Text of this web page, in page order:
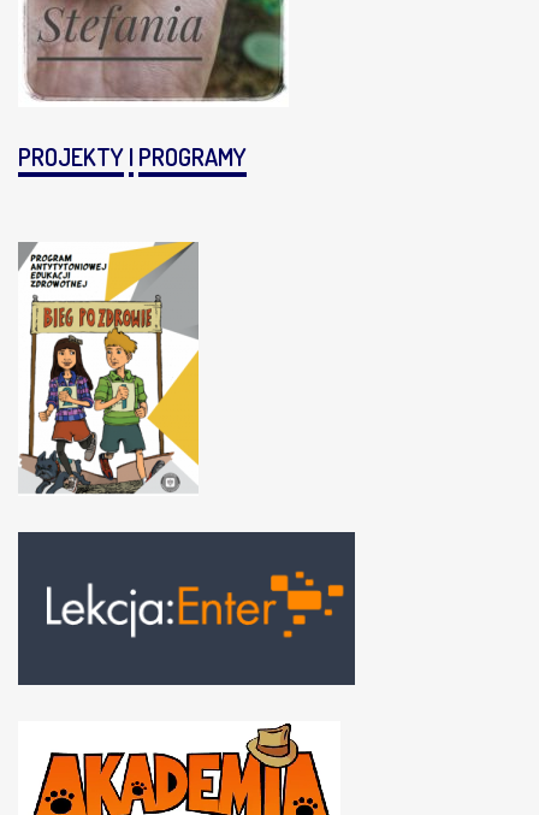
PROJEKTYIPROGRAMY